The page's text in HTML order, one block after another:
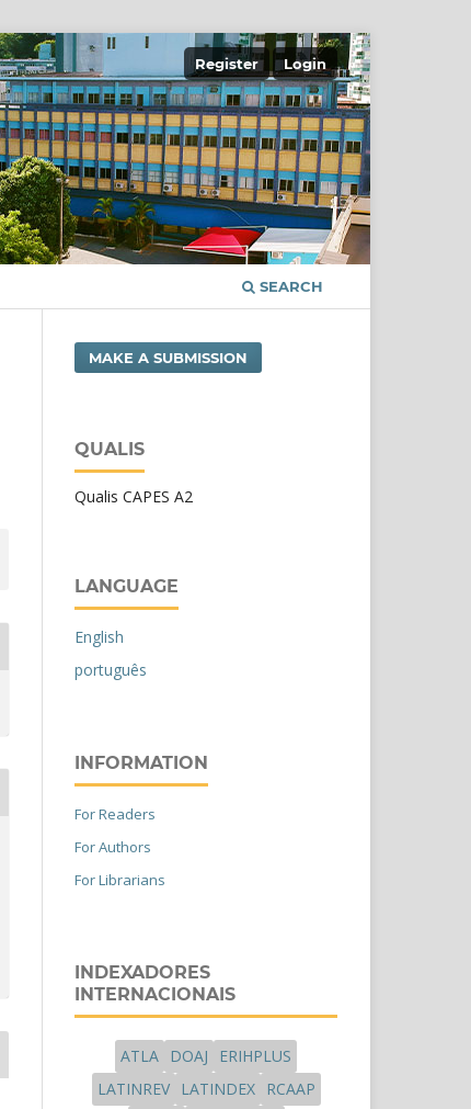
SEARCH
Register Login
MAKE A SUBMISSION
QUALIS
Qualis CAPES A2
LANGUAGE
English
português
INFORMATION
For Readers
For Authors
For Librarians
INDEXADORES
INTERNACIONAIS
ATLA DOAJ
ERIHPLUS
LATINREV
LATINDEX
RCAAP